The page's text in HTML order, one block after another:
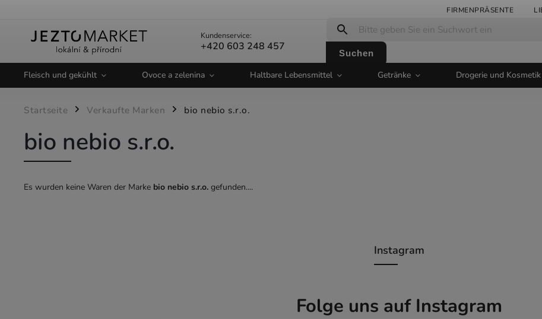
FIRMENPRÄSENTE
Kundenservice:
+420 603 248 457
Suchen
Fleisch und gekühlt Ovoce a zelenina Haltbare Lebensmittel Getränke Drogerie und Kosmetik
Startseite / Verkaufte Marken / bio nebio s.r.o.
bio nebio s.r.o.
Es wurden keine Waren der Marke bio nebio s.r.o. gefunden....
Instagram
Folge uns auf Instagram